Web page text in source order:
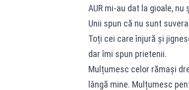
AUR mi-au dat la gioale,
Unii spun că nu sunt
Toți cei care înjură și
dar îmi spun prietenii.
Mulțumesc celor rămași
lângă mine. Mulțumesc